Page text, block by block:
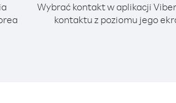
Wybrać kontakt w aplikacji
kontaktu z poziomu jego